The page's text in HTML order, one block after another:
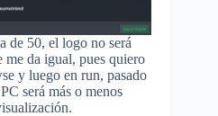
de 50, el logo no será
me da igual, pues quiero
y luego en run, pasado
será más o menos